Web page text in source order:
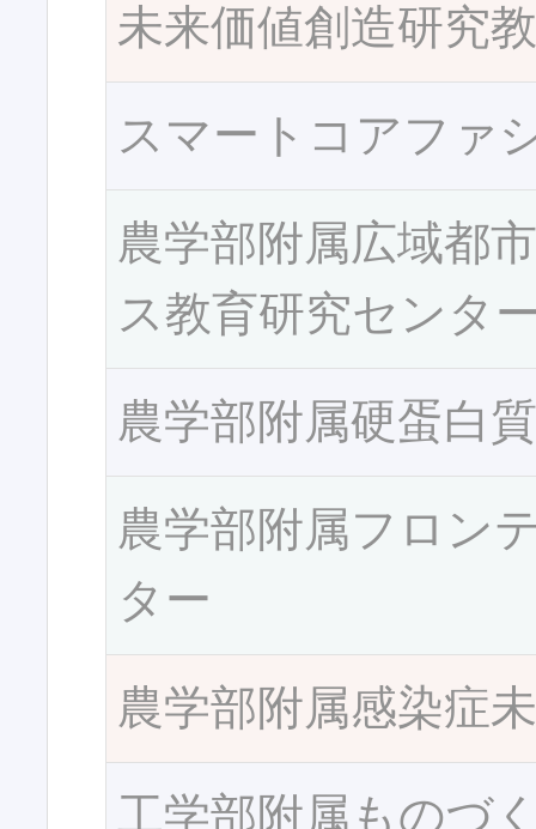
未来価値創造研究
スマートコアファ
農学部附属広域都
ス教育研究センタ
農学部附属硬蛋白
農学部附属フロン
ター
農学部附属感染症
工学部附属ものづ